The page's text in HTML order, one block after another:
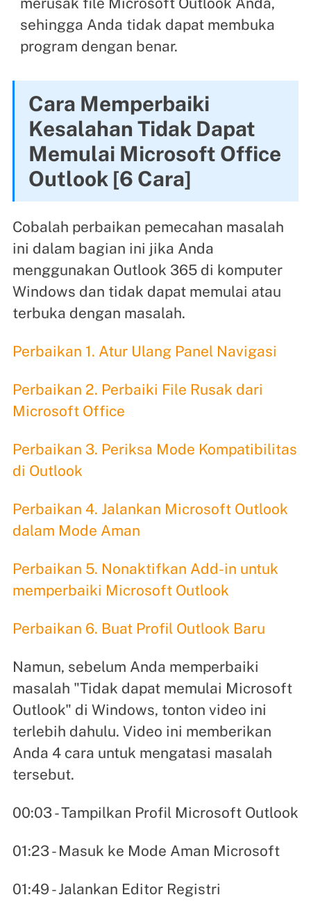
sehingga Anda tidak dapat membuka
program dengan benar.
Cara Memperbaiki
Kesalahan Tidak Dapat
Memulai Microsoft Office
Outlook [6 Cara]
Cobalah perbaikan pemecahan masalah
ini dalam bagian ini jika Anda
menggunakan Outlook 365 di komputer
Windows dan tidak dapat memulai atau
terbuka dengan masalah.
Perbaikan 1. Atur Ulang Panel Navigasi
Perbaikan 2. Perbaiki File Rusak dari
Microsoft Office
Perbaikan 3. Periksa Mode Kompatibilitas
di Outlook
Perbaikan 4. Jalankan Microsoft Outlook
dalam Mode Aman
Perbaikan 5. Nonaktifkan Add-in untuk
memperbaiki Microsoft Outlook
Perbaikan 6. Buat Profil Outlook Baru
Namun, sebelum Anda memperbaiki
masalah "Tidak dapat memulai Microsoft
Outlook" di Windows, tonton video ini
terlebih dahulu. Video ini memberikan
Anda 4 cara untuk mengatasi masalah
tersebut.
00:03 - Tampilkan Profil Microsoft Outlook
01:23 - Masuk ke Mode Aman Microsoft
01:49 - Jalankan Editor Registri